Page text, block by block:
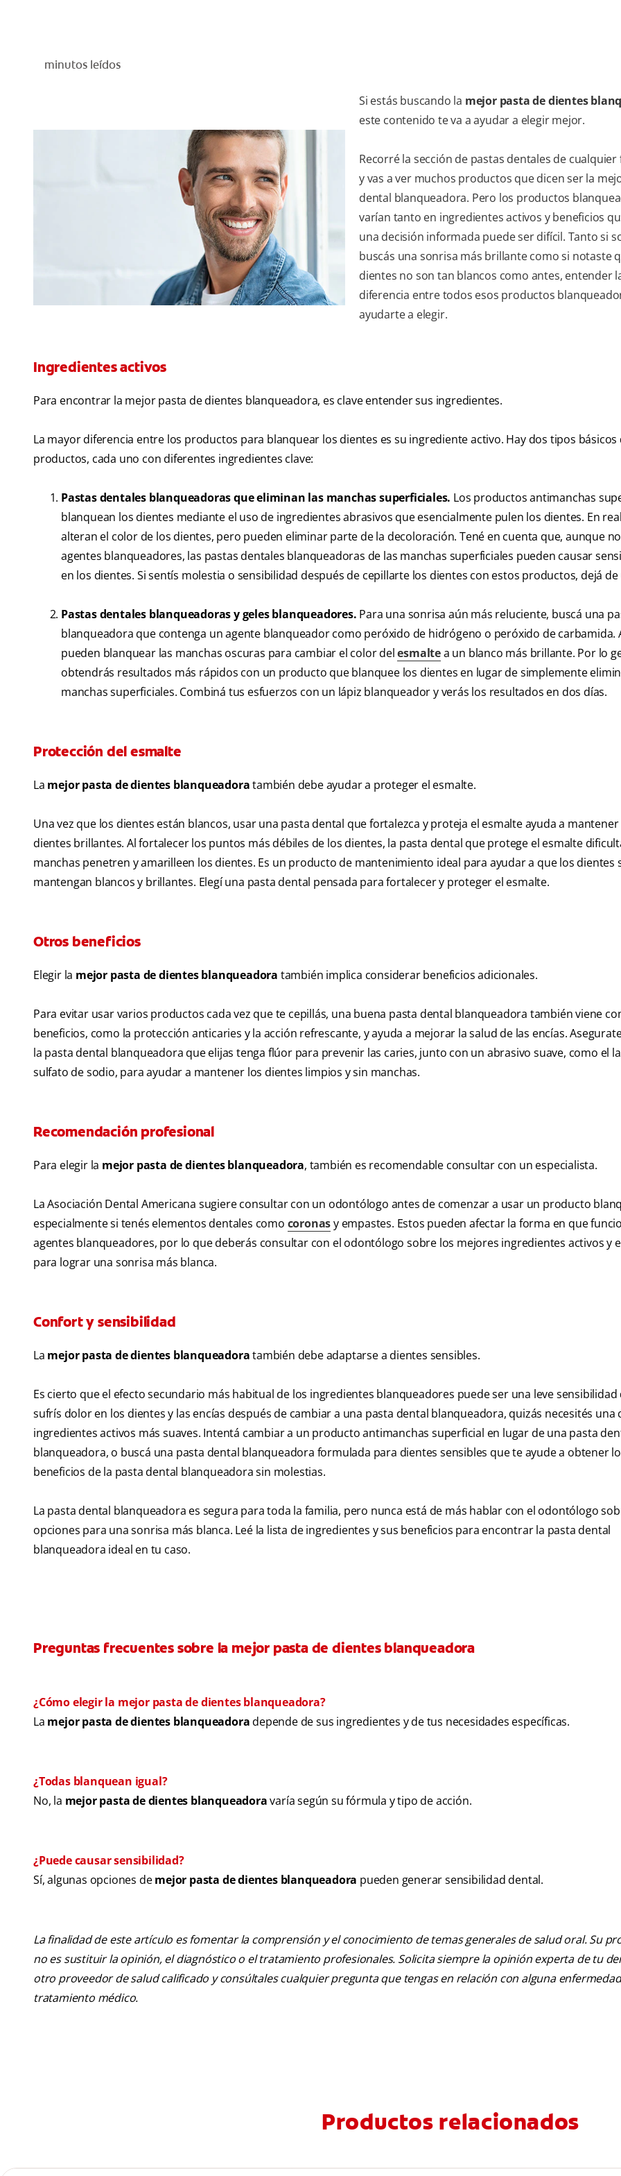
minutos leídos
Si estás buscando la mejor pasta de dientes
este contenido te va a ayudar a elegir mejor.
Recorré la sección de pastas dentales de cualquier
y vas a ver muchos productos que dicen ser la
dental blanqueadora. Pero los productos
varían tanto en ingredientes activos y beneficios
una decisión informada puede ser difícil. Tanto si
buscás una sonrisa más brillante como si notaste
dientes no son tan blancos como antes, entender
diferencia entre todos esos productos
ayudarte a elegir.
Ingredientes activos
Para encontrar la mejor pasta de dientes blanqueadora, es clave entender sus ingredientes.
La mayor diferencia entre los productos para blanquear los dientes es su ingrediente activo. Hay dos tipos básicos
productos, cada uno con diferentes ingredientes clave:
Pastas dentales blanqueadoras que eliminan las manchas superficiales. Los productos antimanchas
blanquean los dientes mediante el uso de ingredientes abrasivos que esencialmente pulen los dientes. En
alteran el color de los dientes, pero pueden eliminar parte de la decoloración. Tené en cuenta que, aunque
agentes blanqueadores, las pastas dentales blanqueadoras de las manchas superficiales pueden causar
en los dientes. Si sentís molestia o sensibilidad después de cepillarte los dientes con estos productos, dejá de
Pastas dentales blanqueadoras y geles blanqueadores. Para una sonrisa aún más reluciente, buscá una
blanqueadora que contenga un agente blanqueador como peróxido de hidrógeno o peróxido de carbamida.
pueden blanquear las manchas oscuras para cambiar el color delesmaltea un blanco más brillante. Por lo
obtendrás resultados más rápidos con un producto que blanquee los dientes en lugar de simplemente
manchas superficiales. Combiná tus esfuerzos con un lápiz blanqueador y verás los resultados en dos días.
Protección del esmalte
La mejor pasta de dientes blanqueadoratambién debe ayudar a proteger el esmalte.
Una vez que los dientes están blancos, usar una pasta dental que fortalezca y proteja el esmalte ayuda a mantener
dientes brillantes. Al fortalecer los puntos más débiles de los dientes, la pasta dental que protege el esmalte
manchas penetren y amarilleen los dientes. Es un producto de mantenimiento ideal para ayudar a que los dientes
mantengan blancos y brillantes. Elegí una pasta dental pensada para fortalecer y proteger el esmalte.
Otros beneficios
Elegir la mejor pasta de dientes blanqueadora también implica considerar beneficios adicionales.
Para evitar usar varios productos cada vez que te cepillás, una buena pasta dental blanqueadora también viene
beneficios, como la protección anticaries y la acción refrescante, y ayuda a mejorar la salud de las encías.
la pasta dental blanqueadora que elijas tenga flúor para prevenir las caries, junto con un abrasivo suave, como el
sulfato de sodio, para ayudar a mantener los dientes limpios y sin manchas.
Recomendación profesional
Para elegir la mejor pasta de dientes blanqueadora, también es recomendable consultar con un especialista.
La Asociación Dental Americana sugiere consultar con un odontólogo antes de comenzar a usar un producto
especialmente si tenés elementos dentales como coronasy empastes. Estos pueden afectar la forma en que
agentes blanqueadores, por lo que deberás consultar con el odontólogo sobre los mejores ingredientes activos y
para lograr una sonrisa más blanca.
Confort y sensibilidad
La mejor pasta de dientes blanqueadoratambién debe adaptarse a dientes sensibles.
Es cierto que el efecto secundario más habitual de los ingredientes blanqueadores puede ser una leve sensibilidad
sufrís dolor en los dientes y las encías después de cambiar a una pasta dental blanqueadora, quizás necesités una
ingredientes activos más suaves. Intentá cambiar a un producto antimanchas superficial en lugar de una pasta
blanqueadora, o buscá una pasta dental blanqueadora formulada para dientes sensibles que te ayude a obtener
beneficios de la pasta dental blanqueadora sin molestias.
La pasta dental blanqueadora es segura para toda la familia, pero nunca está de más hablar con el odontólogo
opciones para una sonrisa más blanca. Leé la lista de ingredientes y sus beneficios para encontrar la pasta dental
blanqueadora ideal en tu caso.
Preguntas frecuentes sobre la mejor pasta de dientes blanqueadora
¿Cómo elegir la mejor pasta de dientes blanqueadora?
La mejor pasta de dientes blanqueadoradepende de sus ingredientes y de tus necesidades específicas.
¿Todas blanquean igual?
No, la mejor pasta de dientes blanqueadoravaría según su fórmula y tipo de acción.
¿Puede causar sensibilidad?
Sí, algunas opciones demejor pasta de dientes blanqueadora pueden generar sensibilidad dental.
La finalidad de este artículo es fomentar la comprensión y el conocimiento de temas generales de salud oral. Su
no es sustituir la opinión, el diagnóstico o el tratamiento profesionales. Solicita siempre la opinión experta de tu
otro proveedor de salud calificado y consúltales cualquier pregunta que tengas en relación con alguna
tratamiento médico.
Productos relacionados